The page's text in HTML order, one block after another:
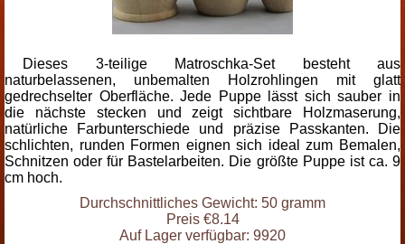
Dieses 3-teilige Matroschka-Set besteht aus
naturbelassenen, unbemalten Holzrohlingen mit glatt
gedrechselter Oberfläche. Jede Puppe lässt sich sauber in
die nächste stecken und zeigt sichtbare Holzmaserung,
natürliche Farbunterschiede und präzise Passkanten. Die
schlichten, runden Formen eignen sich ideal zum Bemalen,
Schnitzen oder für Bastelarbeiten. Die größte Puppe ist ca. 9
cm hoch.
Durchschnittliches Gewicht: 50 gramm
Preis €8.14
Auf Lager verfügbar: 9920